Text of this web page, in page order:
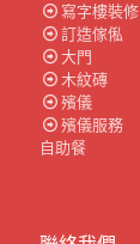
寫字樓裝修
訂造傢俬
大門
木紋磚
殯儀
殯儀服務
自助餐